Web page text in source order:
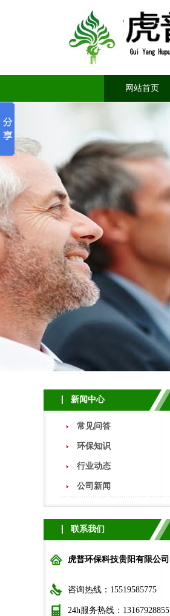
网站首页
新闻中心
常见问答
环保知识
行业动态
公司新闻
联系我们
虎普环保科技贵阳有限公司
咨询热线：15519585775
24h服务热线：13167928855